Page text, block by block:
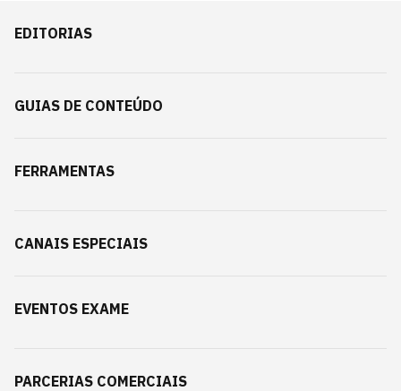
EDITORIAS
GUIAS DE CONTEÚDO
FERRAMENTAS
CANAIS ESPECIAIS
EVENTOS EXAME
PARCERIAS COMERCIAIS